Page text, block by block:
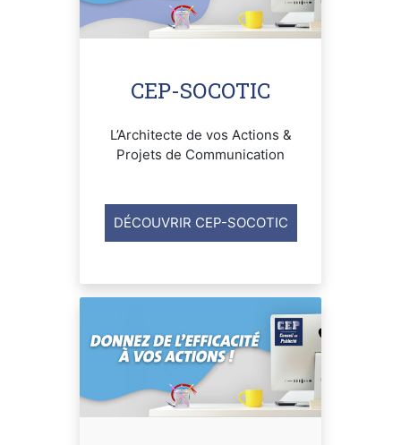
CEP-SOCOTIC
L’Architecte de vos Actions &
Projets de Communication
DÉCOUVRIR CEP-SOCOTIC